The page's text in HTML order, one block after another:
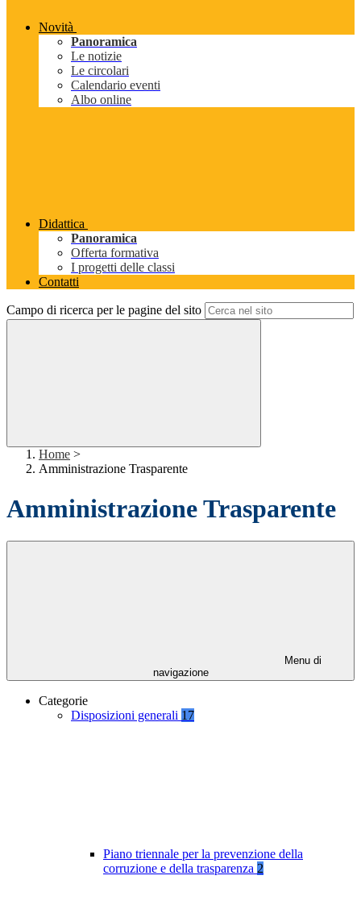
Novità
Panoramica
Le notizie
Le circolari
Calendario eventi
Albo online
Didattica
Panoramica
Offerta formativa
I progetti delle classi
Contatti
Campo di ricerca per le pagine del sito
Home >
Amministrazione Trasparente
Amministrazione Trasparente
Menu di
navigazione
Categorie
Disposizioni generali 17
Piano triennale per la prevenzione della
corruzione e della trasparenza 2